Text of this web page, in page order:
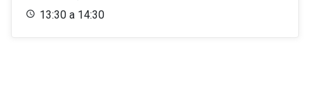
13:30 a 14:30